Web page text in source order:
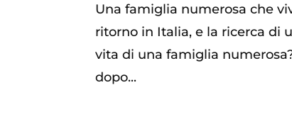
Una famiglia numerosa che
ritorno in Italia, e la ricerca di
vita di una famiglia
dopo...